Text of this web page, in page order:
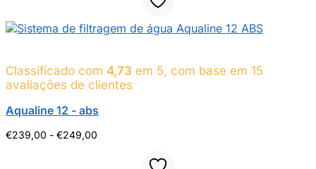
a
Classificado com 4,73 em 5, com base em 15
avaliações de clientes
Aqualine 12 - abs
€239,00 - €249,00